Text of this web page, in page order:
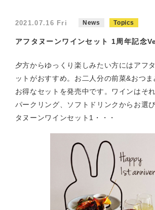
2021.07.16 Fri News Topics
アフタヌーンワインセット 1周年記念
夕方からゆっくり楽しみたい方にはアフ
ットがおすすめ。お二人分の前菜&おつ
お得なセットを発売中です。ワインはそ
パークリング、ソフトドリンクからお選
タヌーンワインセット1・・・